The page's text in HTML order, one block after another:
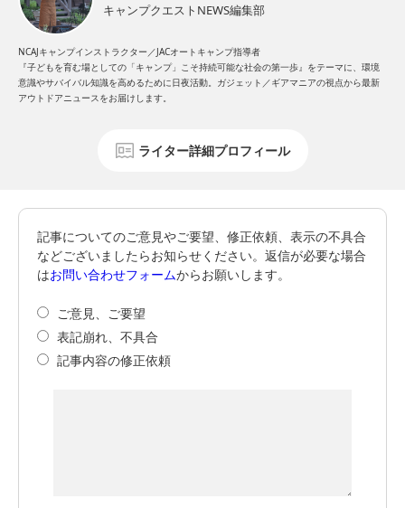
キャンプクエストNEWS編集部
NCAJキャンプインストラクター／JACオートキャンプ指導者
『子どもを育む場としての「キャンプ」こそ持続可能な社会の第一歩』をテーマに、環境
意識やサバイバル知識を高めるために日夜活動。ガジェット／ギアマニアの視点から最新
アウトドアニュースをお届けします。
ライター詳細プロフィール
記事についてのご意見やご要望、修正依頼、表示の不具合
などございましたらお知らせください。返信が必要な場合
はお問い合わせフォームからお願いします。
ご意見、ご要望
表記崩れ、不具合
記事内容の修正依頼